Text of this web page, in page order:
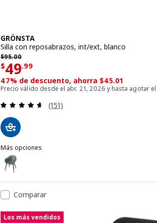
GRÖNSTA
Silla con reposabrazos, int/ext, blanco
$95.00
Precio anterior $ 95.00
$49.99
Precio $ 49.99
47% de descuento, ahorra $45.01
Precio válido desde el abr. 21, 2026 y hasta agotar
Evaluación: 4.6 de 5 estrellas.
(151)
Más opciones
GRÖNSTA
Opción: GRÖNSTA, Silla con reposabrazos, int/
Comparar
Los más vendidos